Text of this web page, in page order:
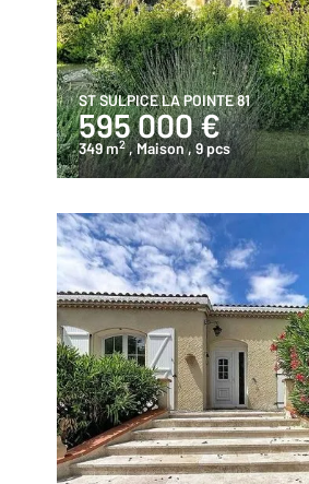
ST SULPICE LA POINTE 81
595 000 €
349 m2 , Maison, 9 pcs